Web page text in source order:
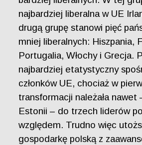
najbardziej liberalna w UE
drugą grupę stanowi pięć
mniej liberalnych: Hiszpania,
Portugalia, Włochy i Grecja.
najbardziej etatystyczny
członków UE, chociaż w
transformacji należała nawet
Estonii – do trzech liderów
względem. Trudno więc
gospodarkę polską z